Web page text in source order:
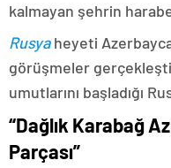
kalmayan şehrin
Rusyaheyeti
görüşmeler
umutlarını başladığı
“Dağlık Karabağ
Parçası”